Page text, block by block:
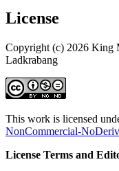
License
Copyright (c) 2026 King
Ladkrabang
This work is licensed
NonCommercial-
License Terms and